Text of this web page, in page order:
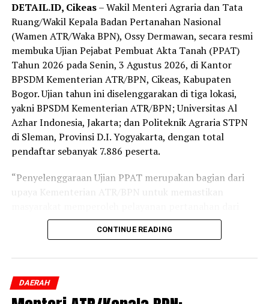
DETAIL.ID, Cikeas– Wakil Menteri Agraria dan Tata
Ruang/Wakil Kepala Badan Pertanahan Nasional
(Wamen ATR/Waka BPN), Ossy Dermawan, secara resmi
membuka Ujian Pejabat Pembuat Akta Tanah (PPAT)
Tahun 2026 pada Senin, 3 Agustus 2026, di Kantor
BPSDM Kementerian ATR/BPN, Cikeas, Kabupaten
Bogor. Ujian tahun ini diselenggarakan di tiga lokasi,
yakni BPSDM Kementerian ATR/BPN; Universitas Al
Azhar Indonesia, Jakarta; dan Politeknik Agraria STPN
di Sleman, Provinsi D.I. Yogyakarta, dengan total
pendaftar sebanyak 7.886 peserta.
“Penyelenggaraan Ujian PPAT merupakan bagian dari
upaya Kementerian ATR/BPN untuk memastikan
PPAT yang kompeten, memahami hukum pertanahan,
profesional, dan berintegritas. Karena pada akhirnya,
oleh kualitas sumber daya manusia yang
menjalankannya,” ujar Wamen Ossy.
CONTINUE READING
DAERAH